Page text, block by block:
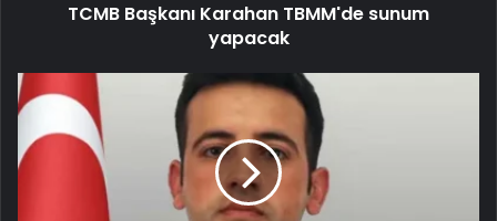
TCMB Başkanı Karahan TBMM'de sunum
yapacak